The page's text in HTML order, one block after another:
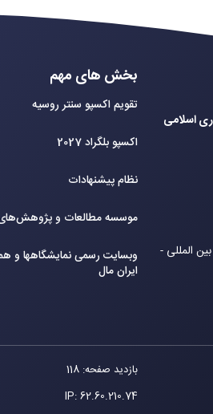
اسلامی
المللی -
بخش های مهم
تقویم اکسپو سنتر روسیه
اکسپو بلگراد 2027
نظام پیشنهادات
موسسه مطالعات و پژوهش‌های
وبسایت رسمی نمایشگاهها و
ایران مال
بازدید صفحه: 118
IP:62.60.210.74